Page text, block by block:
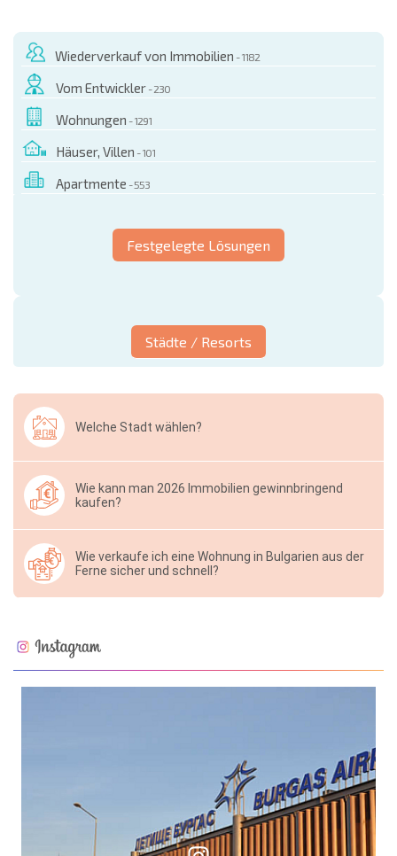
Wiederverkauf von Immobilien - 1182
Vom Entwickler - 230
Wohnungen - 1291
Häuser, Villen - 101
Apartmente - 553
Festgelegte Lösungen
Städte / Resorts
Welche Stadt wählen?
Wie kann man 2026 Immobilien gewinnbringend
kaufen?
Wie verkaufe ich eine Wohnung in Bulgarien aus der
Ferne sicher und schnell?